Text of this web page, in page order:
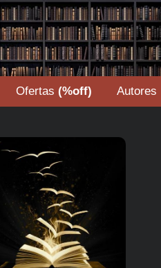
Ofertas (%off) Autores